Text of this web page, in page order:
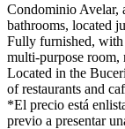
Condominio Avelar,
bathrooms, located
Fully furnished,
multi-purpose room,
Located in the
of restaurants and
*El precio está
previo a presentar